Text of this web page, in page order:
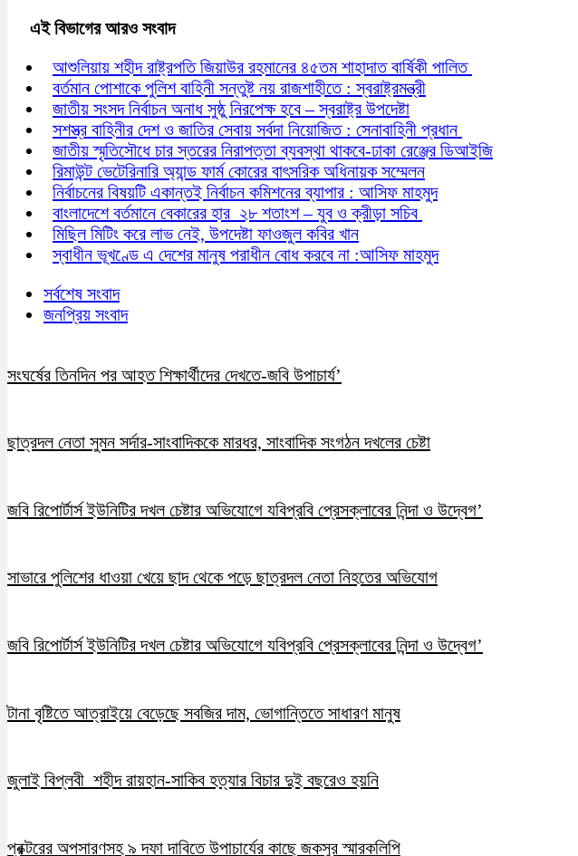
এই বিভাগের আরও সংবাদ
আশুলিয়ায় শহীদ রাষ্ট্রপতি জিয়াউর রহমানের ৪৫তম শাহাদাত বার্ষিকী পালিত
বর্তমান পোশাকে পুলিশ বাহিনী সন্তুষ্ট নয় রাজশাহীতে : স্বরাষ্ট্রমন্ত্রী
জাতীয় সংসদ নির্বাচন অনাধ সুষ্ঠু নিরপেক্ষ হবে – স্বরাষ্ট্র উপদেষ্টা
সশস্ত্র বাহিনীর দেশ ও জাতির সেবায় সর্বদা নিয়োজিত : সেনাবাহিনী প্রধান
জাতীয় স্মৃতিসৌধে চার স্তরের নিরাপত্তা ব্যবস্থা থাকবে-ঢাকা রেঞ্জের ডিআইজি
রিমাউন্ট ভেটেরিনারি অ্যান্ড ফার্ম কোরের বাৎসরিক অধিনায়ক সম্মেলন
নির্বাচনের বিষয়টি একান্তই নির্বাচন কমিশনের ব্যাপার : আসিফ মাহমুদ
বাংলাদেশে বর্তমানে বেকারের হার ২৮ শতাংশ – যুব ও ক্রীড়া সচিব
মিছিল মিটিং করে লাভ নেই, উপদেষ্টা ফাওজুল কবির খান
স্বাধীন ভূখণ্ডে এ দেশের মানুষ পরাধীন বোধ করবে না :আসিফ মাহমুদ
সর্বশেষ সংবাদ
জনপ্রিয় সংবাদ
সংঘর্ষের তিনদিন পর আহত শিক্ষার্থীদের দেখতে-জবি উপাচার্য’
ছাত্রদল নেতা সুমন সর্দার-সাংবাদিককে মারধর, সাংবাদিক সংগঠন দখলের চেষ্টা
জবি রিপোর্টার্স ইউনিটির দখল চেষ্টার অভিযোগে যবিপ্রবি প্রেসক্লাবের নিন্দা ও উদ্বেগ’
সাভারে পুলিশের ধাওয়া খেয়ে ছাদ থেকে পড়ে ছাত্রদল নেতা নিহতের অভিযোগ
জবি রিপোর্টার্স ইউনিটির দখল চেষ্টার অভিযোগে যবিপ্রবি প্রেসক্লাবের নিন্দা ও উদ্বেগ’
টানা বৃষ্টিতে আত্রাইয়ে বেড়েছে সবজির দাম, ভোগান্তিতে সাধারণ মানুষ
জুলাই বিপ্লবী শহীদ রায়হান-সাকিব হত্যার বিচার দুই বছরেও হয়নি
প্রক্টরের অপসারণসহ ৯ দফা দাবিতে উপাচার্যের কাছে জকসুর স্মারকলিপি